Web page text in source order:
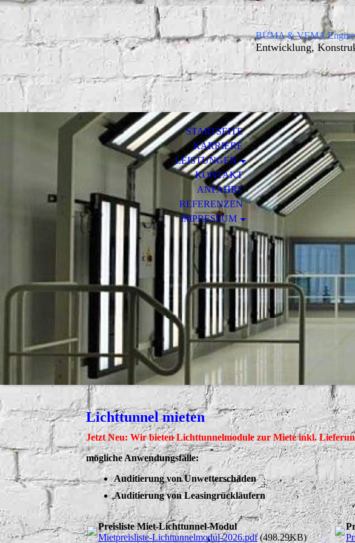
BÜMA & VEMA
Entwicklung,
STARTSEITE
KARRIERE
LEISTUNGEN
KONTAKT
ANFAHRT
REFERENZEN
IMPRESSUM
Lichttunnel mieten
Jetzt Neu: Wir bieten Lichttunnelmodule zur Miete inkl.
mögliche Anwendungsfälle:
Auditierung von Unwetterschäden
Auditierung von Leasingrückläufern
Preisliste Miet-Lichttunnel-Modul
Mietpreisliste-Lichttunnelmodul-2026.pdf(498.29KB)